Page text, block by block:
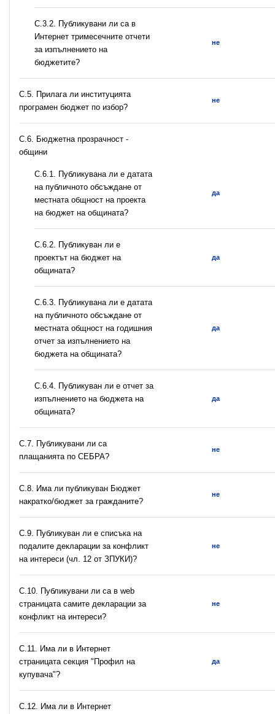
С.3.2. Публикувани ли са в
Интернет тримесечните отчети
за изпълнението на
бюджетите?
не
С.5. Прилага ли институцията
програмен бюджет по избор?
не
C.6. Бюджетна прозрачност -
общини
С.6.1. Публикувана ли е датата
на публичното обсъждане от
местната общност на проекта
на бюджет на общината?
да
С.6.2. Публикуван ли е
проектът на бюджет на
общината?
да
С.6.3. Публикувана ли е датата
на публичното обсъждане от
местната общност на годишния
отчет за изпълнението на
бюджета на общината?
да
С.6.4. Публикуван ли е отчет за
изпълнението на бюджета на
общината?
да
С.7. Публикувани ли са
плащанията по СЕБРА?
не
С.8. Има ли публикуван Бюджет
накратко/бюджет за гражданите?
не
C.9. Публикуван ли е списъка на
подалите декларации за конфликт
на интереси (чл. 12 от ЗПУКИ)?
не
C.10. Публикувани ли са в web
страницата самите декларации за
конфликт на интереси?
не
C.11. Има ли в Интернет
страницата секция "Профил на
купувача"?
да
С.12. Има ли в Интернет